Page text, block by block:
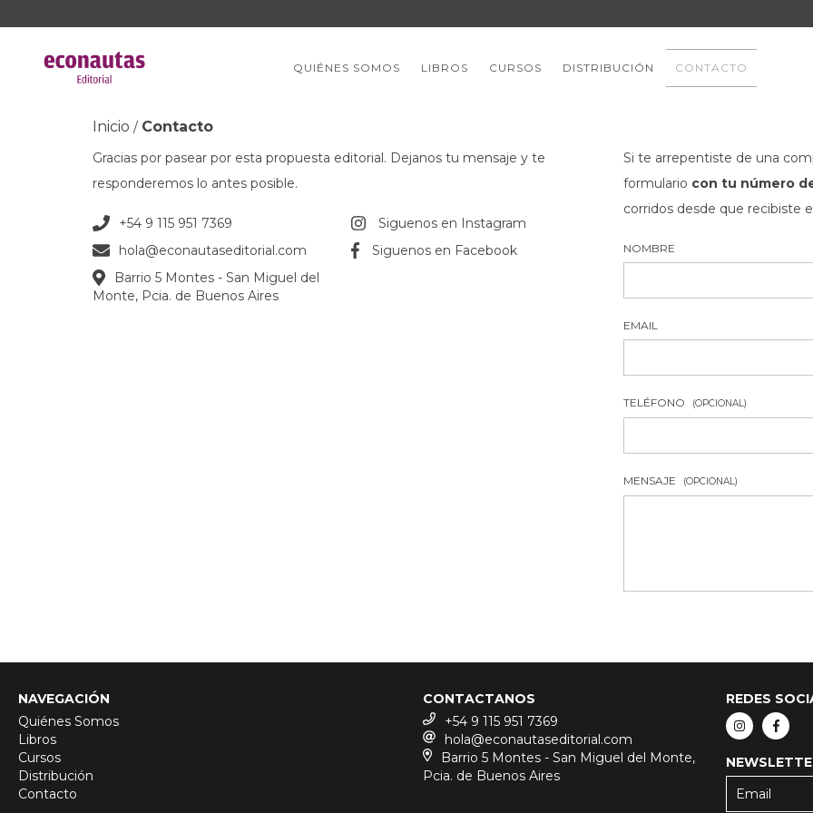
QUIÉNES SOMOS LIBROS CURSOS DISTRIBUCIÓN CONTACTO
Inicio / Contacto
Gracias por pasear por esta propuesta editorial. Dejanos tu mensaje y te
responderemos lo antes posible.
+54 9 115 951 7369
hola@econautaseditorial.com
Barrio 5 Montes - San Miguel del
Monte, Pcia. de Buenos Aires
Siguenos en Instagram
Siguenos en Facebook
Si te arrepentiste de una
formulario con tu número
corridos desde que recibiste
NOMBRE
EMAIL
TELÉFONO (OPCIONAL)
MENSAJE (OPCIONAL)
NAVEGACIÓN
Quiénes Somos
Libros
Cursos
Distribución
Contacto
CONTACTANOS
+54 9 115 951 7369
hola@econautaseditorial.com
Barrio 5 Montes - San Miguel del Monte,
Pcia. de Buenos Aires
REDES